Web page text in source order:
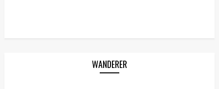
WANDERER